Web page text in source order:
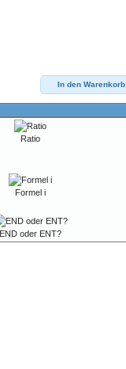
In den Warenkorb
Ratio
Formel i
END oder ENT?